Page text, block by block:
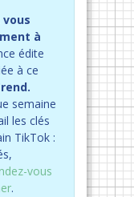
à
édite
à ce
semaine
les clés
TikTok :
vous
.